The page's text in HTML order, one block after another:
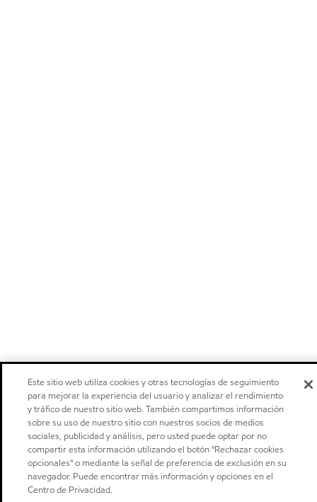
Este sitio web utiliza cookies y otras tecnologías de seguimiento
para mejorar la experiencia del usuario y analizar el rendimiento
y tráfico de nuestro sitio web. También compartimos información
sobre su uso de nuestro sitio con nuestros socios de medios
sociales, publicidad y análisis, pero usted puede optar por no
compartir esta información utilizando el botón "Rechazar cookies
opcionales" o mediante la señal de preferencia de exclusión en su
navegador. Puede encontrar más información y opciones en el
Centro de Privacidad.